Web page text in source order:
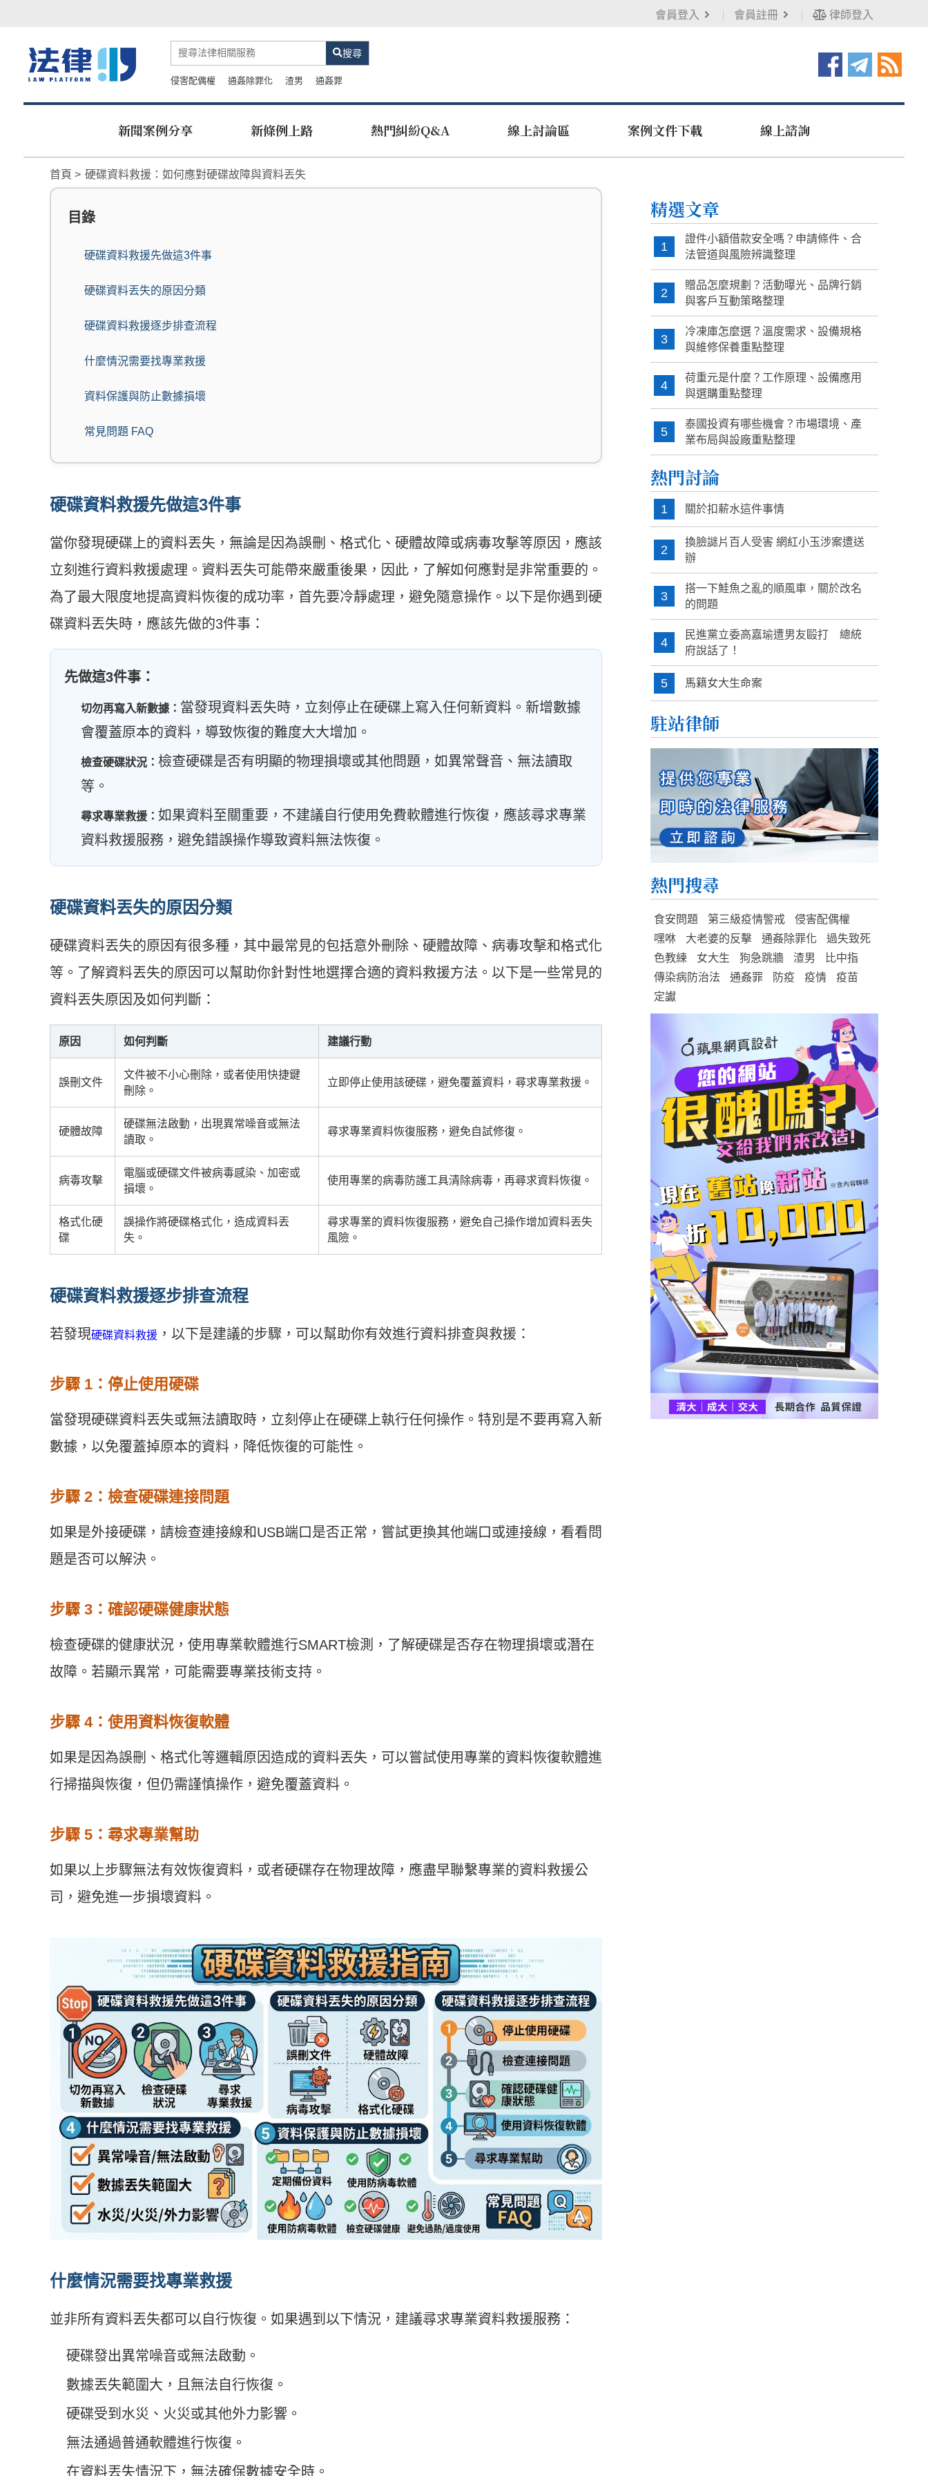
會員登入 會員註冊 律師登入
搜尋
侵害配偶權 通姦除罪化 渣男 通姦罪
新聞案例分享 新條例上路 熱門糾紛Q&A 線上討論區 案例文件下載 線上諮詢
首頁 硬碟資料救援：如何應對硬碟故障與資料丟失
目錄
硬碟資料救援先做這3件事
硬碟資料丟失的原因分類
硬碟資料救援逐步排查流程
什麼情況需要找專業救援
資料保護與防止數據損壞
常見問題 FAQ
硬碟資料救援先做這3件事
當你發現硬碟上的資料丟失，無論是因為誤刪、格式化、硬體故障或病毒攻擊等原因，應該
立刻進行資料救援處理。資料丟失可能帶來嚴重後果，因此，了解如何應對是非常重要的。
為了最大限度地提高資料恢復的成功率，首先要冷靜處理，避免隨意操作。以下是你遇到硬
碟資料丟失時，應該先做的3件事：
先做這3件事：
切勿再寫入新數據： 當發現資料丟失時，立刻停止在硬碟上寫入任何新資料。新增數據
會覆蓋原本的資料，導致恢復的難度大大增加。
檢查硬碟狀況： 檢查硬碟是否有明顯的物理損壞或其他問題，如異常聲音、無法讀取
等。
尋求專業救援： 如果資料至關重要，不建議自行使用免費軟體進行恢復，應該尋求專業
資料救援服務，避免錯誤操作導致資料無法恢復。
硬碟資料丟失的原因分類
硬碟資料丟失的原因有很多種，其中最常見的包括意外刪除、硬體故障、病毒攻擊和格式化
等。了解資料丟失的原因可以幫助你針對性地選擇合適的資料救援方法。以下是一些常見的
資料丟失原因及如何判斷：
原因 如何判斷 建議行動
誤刪文件
文件被不小心刪除，或者使用快捷鍵
刪除。
立即停止使用該硬碟，避免覆蓋資料，尋求專業救援。
硬體故障
硬碟無法啟動，出現異常噪音或無法
讀取。
尋求專業資料恢復服務，避免自試修復。
病毒攻擊
電腦或硬碟文件被病毒感染、加密或
損壞。
使用專業的病毒防護工具清除病毒，再尋求資料恢復。
格式化硬
碟
誤操作將硬碟格式化，造成資料丟
失。
尋求專業的資料恢復服務，避免自己操作增加資料丟失
風險。
硬碟資料救援逐步排查流程
若發現硬碟資料救援 ，以下是建議的步驟，可以幫助你有效進行資料排查與救援：
步驟 1：停止使用硬碟
當發現硬碟資料丟失或無法讀取時，立刻停止在硬碟上執行任何操作。特別是不要再寫入新
數據，以免覆蓋掉原本的資料，降低恢復的可能性。
步驟 2：檢查硬碟連接問題
如果是外接硬碟，請檢查連接線和USB端口是否正常，嘗試更換其他端口或連接線，看看問
題是否可以解決。
步驟 3：確認硬碟健康狀態
檢查硬碟的健康狀況，使用專業軟體進行SMART檢測，了解硬碟是否存在物理損壞或潛在
故障。若顯示異常，可能需要專業技術支持。
步驟 4：使用資料恢復軟體
如果是因為誤刪、格式化等邏輯原因造成的資料丟失，可以嘗試使用專業的資料恢復軟體進
行掃描與恢復，但仍需謹慎操作，避免覆蓋資料。
步驟 5：尋求專業幫助
如果以上步驟無法有效恢復資料，或者硬碟存在物理故障，應盡早聯繫專業的資料救援公
司，避免進一步損壞資料。
什麼情況需要找專業救援
並非所有資料丟失都可以自行恢復。如果遇到以下情況，建議尋求專業資料救援服務：
硬碟發出異常噪音或無法啟動。
數據丟失範圍大，且無法自行恢復。
硬碟受到水災、火災或其他外力影響。
無法通過普通軟體進行恢復。
在資料丟失情況下，無法確保數據安全時。
精選文章
1
證件小額借款安全嗎？申請條件、合
法管道與風險辨識整理
2
贈品怎麼規劃？活動曝光、品牌行銷
與客戶互動策略整理
3
冷凍庫怎麼選？溫度需求、設備規格
與維修保養重點整理
4
荷重元是什麼？工作原理、設備應用
與選購重點整理
5
泰國投資有哪些機會？市場環境、產
業布局與設廠重點整理
熱門討論
1 關於扣薪水這件事情
2
換臉謎片百人受害 網紅小玉涉案遭送
辦
3
搭一下鮭魚之亂的順風車，關於改名
的問題
4
民進黨立委高嘉瑜遭男友毆打 總統
府說話了！
5 馬籍女大生命案
駐站律師
熱門搜尋
食安問題 第三級疫情警戒
侵害配偶權
嘿咻
大老婆的反擊 通姦除罪化
過失致死
色教練
女大生 狗急跳牆 渣男
比中指
傳染病防治法
通姦罪 防疫 疫情
疫苗
定讞